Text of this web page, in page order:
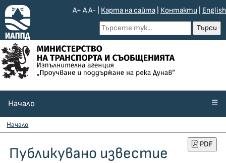
A+ AA- Kарта на сайта Контакти English
Начало ☰
Начало
PDF
Публикувано известие